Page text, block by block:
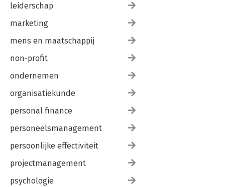
leiderschap
marketing
mens en maatschappij
non-profit
ondernemen
organisatiekunde
personal finance
personeelsmanagement
persoonlijke effectiviteit
projectmanagement
psychologie